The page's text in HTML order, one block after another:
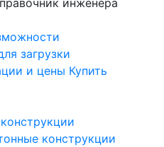
инженера
загрузки
и цены Купить
конструкции